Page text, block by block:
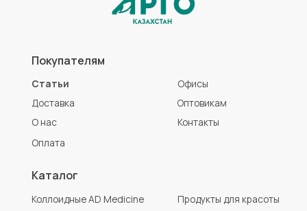
Политика конфиденциальности